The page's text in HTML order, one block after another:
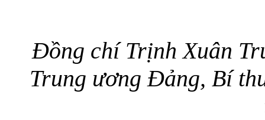
Đồng chí Trịnh Xuân
Trung ương Đảng, Bí